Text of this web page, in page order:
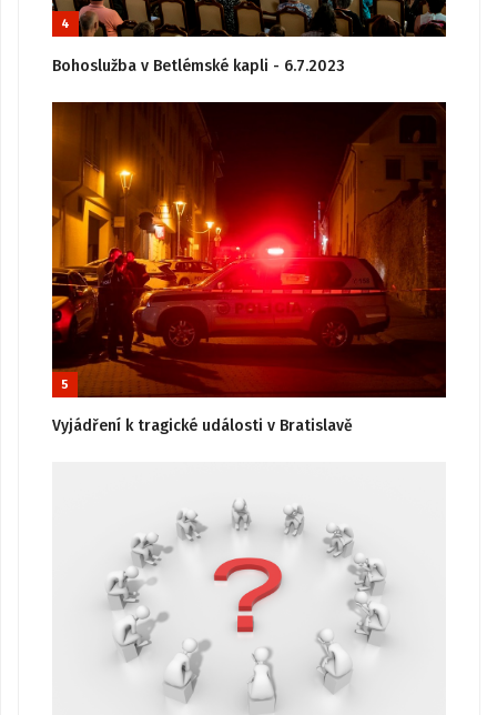
4
Bohoslužba v Betlémské kapli - 6.7.2023
5
Vyjádření k tragické události v Bratislavě